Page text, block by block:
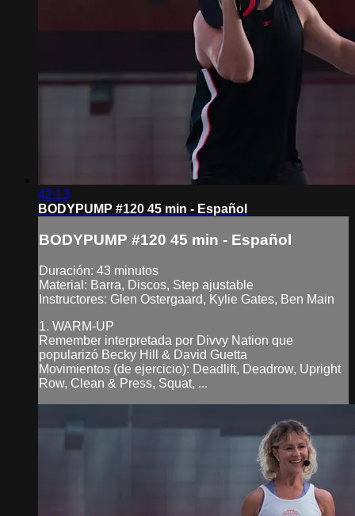
42:13
BODYPUMP #120 45 min - Español
BODYPUMP #120 45 min - Español
Duración: 43 minutos
Material: Barra, Discos, Step ajustable
Instructores: Glen Ostergaard, Kylie Gates, Ben Main
1. WARM-UP
Remember interpretada por Divvy Nation que
popularizó Becky Hill & David Guetta
Movimientos (de ejercicio): Deadlift, Deadrow, Upright
Row, Clean & Press, Squat, ...